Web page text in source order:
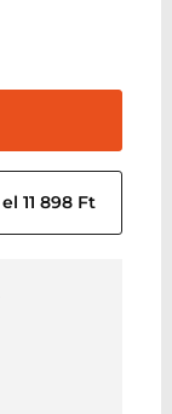
el 11 898 Ft